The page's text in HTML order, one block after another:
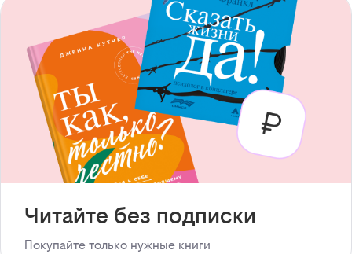
Читайте без подписки
Покупайте только нужные книги